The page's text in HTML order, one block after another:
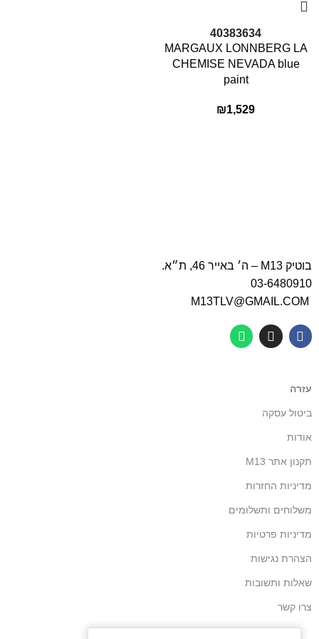
34
36
38
40
MARGAUX LONNBERG LA
CHEMISE NEVADA blue
paint
₪1,529
בוטיק M13 – ה׳ באייר 46, ת״א.
03-6480910
עזרה
ביטול עסקה
אודות
תקנון אתר M13
מדיניות החזרות
משלוחים ותשלומים
מדיניות פרטיות
הצהרת נגישות
שאלות ותשובות
צרו קשר